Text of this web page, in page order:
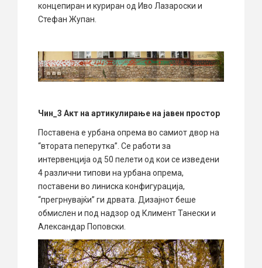
концепиран и куриран од Иво Лазароски и
Стефан Жупан.
Чин_3 Акт на артикулирање на јавен простор
Поставена е урбана опрема во самиот двор на
“втората пеперутка”. Се работи за
интервенција од 50 пелети од кои се изведени
4 различни типови на урбана опрема,
поставени во линиска конфигурација,
“прегрнувајќи” ги дрвата. Дизајнот беше
обмислен и под надзор од Климент Танески и
Александар Поповски.